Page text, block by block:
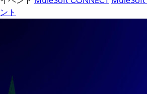
ント